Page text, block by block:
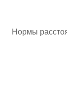
Нормы